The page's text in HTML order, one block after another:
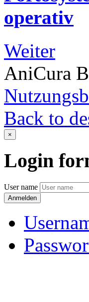
operativ
Weiter
AniCura
Back to
×
Login
User name
Anmelden